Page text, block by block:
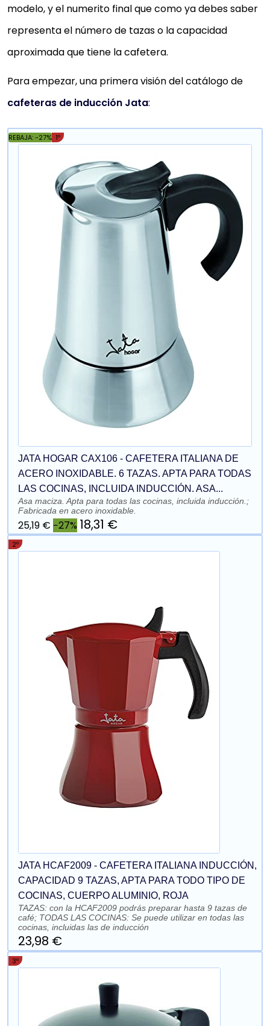
modelo, y el numerito final que como ya debes saber
representa el número de tazas o la capacidad
aproximada que tiene la cafetera.
Para empezar, una primera visión del catálogo de
cafeteras de inducción Jata:
REBAJA: -27% 1º
JATA HOGAR CAX106 - CAFETERA ITALIANA DE
ACERO INOXIDABLE. 6 TAZAS. APTA PARA TODAS
LAS COCINAS, INCLUIDA INDUCCIÓN. ASA...
Asa maciza. Apta para todas las cocinas, incluida inducción.;
Fabricada en acero inoxidable.
25,19 € −27% 18,31 €
2º
JATA HCAF2009 - CAFETERA ITALIANA INDUCCIÓN,
CAPACIDAD 9 TAZAS, APTA PARA TODO TIPO DE
COCINAS, CUERPO ALUMINIO, ROJA
TAZAS: con la HCAF2009 podrás preparar hasta 9 tazas de
café; TODAS LAS COCINAS: Se puede utilizar en todas las
cocinas, incluidas las de inducción
23,98 €
3º